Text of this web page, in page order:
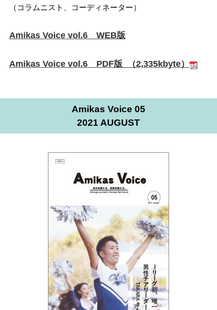
（コラムニスト、コーディネーター）
Amikas Voice vol.6 WEB版
Amikas Voice vol.6 PDF版 （2,335kbyte）
Amikas Voice 05
2021 AUGUST